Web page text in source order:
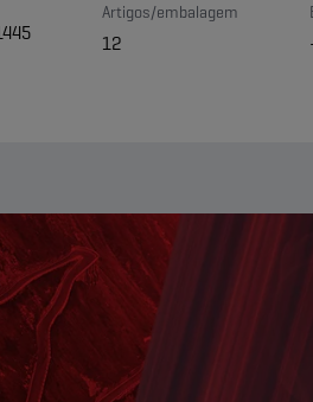
Artigos/embalagem
12